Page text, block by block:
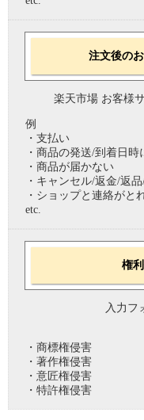
注文後の
楽天市場 お客様
例
・支払い
・商品の発送/到着日時
・商品が届かない
・キャンセル/返金/返
・ショップと連絡がと
etc.
権
入力フ
・商標権侵害
・著作権侵害
・意匠権侵害
・特許権侵害